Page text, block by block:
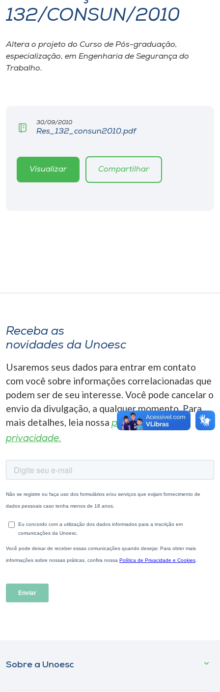
I.nova
Diplomados
Editora
A+
132/CONSUN/2010
Altera o projeto do Curso de Pós-graduação,
especialização, em Engenharia de Segurança do
Trabalho.
30/09/2010
Res_132_consun2010.pdf
Visualizar Compartilhar
Receba as
novidades da Unoesc
Usaremos seus dados para entrar em contato
com você sobre informações correlacionadas que
podem ser de seu interesse. Você pode cancelar o
envio da divulgação, a qualquer momento. Para
mais detalhes, leia nossa política de
privacidade.
Sobre a Unoesc